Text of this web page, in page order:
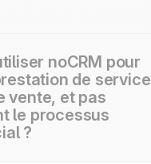
noCRM pour
de service
vente, et pas
le processus
?